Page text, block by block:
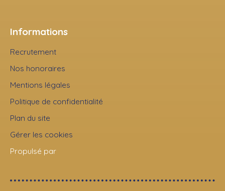
Informations
Recrutement
Nos honoraires
Mentions légales
Politique de confidentialité
Plan du site
Gérer les cookies
Propulsé par